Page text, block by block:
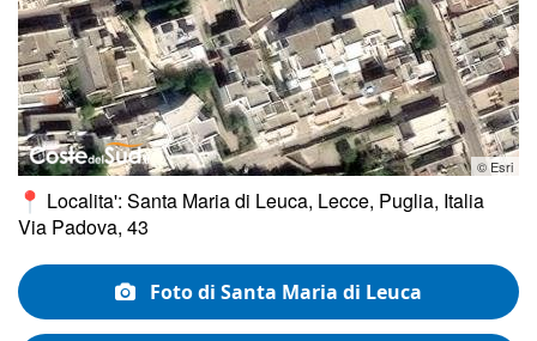
© Esri
Localita': Santa Maria di Leuca, Lecce, Puglia, Italia
Via Padova, 43
Foto di Santa Maria di Leuca